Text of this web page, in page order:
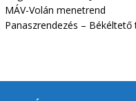
MÁV-Volán menetrend
Panaszrendezés – Békéltető